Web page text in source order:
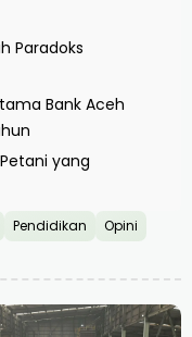
Paradoks
Bank Aceh
yang
Pendidikan
Opini